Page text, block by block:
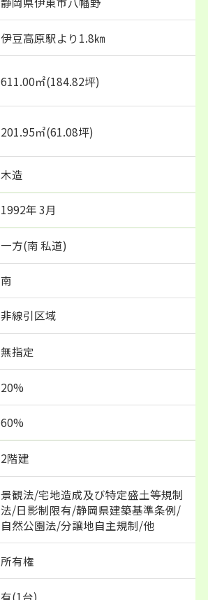
伊豆高原駅より1.8㎞
611.00㎡(184.82坪)
201.95㎡(61.08坪)
木造
1992年 3月
一方(南 私道)
南
非線引区域
無指定
20%
60%
2階建
景観法/宅地造成及び特定盛土等規制
法/日影制限有/静岡県建築基準条例/
自然公園法/分譲地自主規制/他
所有権
有(1台)